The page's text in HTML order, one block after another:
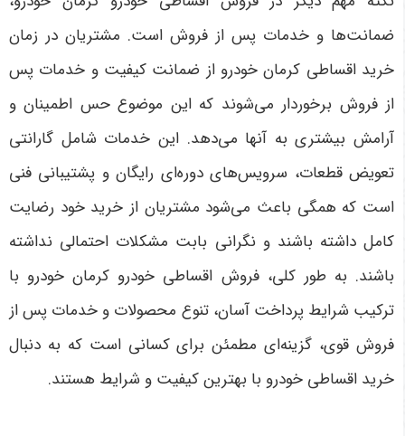
ضمانت‌ها و خدمات پس از فروش است. مشتریان در زمان
خرید اقساطی کرمان خودرو از ضمانت کیفیت و خدمات پس
از فروش برخوردار می‌شوند که این موضوع حس اطمینان و
آرامش بیشتری به آنها می‌دهد. این خدمات شامل گارانتی
تعویض قطعات، سرویس‌های دوره‌ای رایگان و پشتیبانی فنی
است که همگی باعث می‌شود مشتریان از خرید خود رضایت
کامل داشته باشند و نگرانی بابت مشکلات احتمالی نداشته
باشند. به طور کلی، فروش اقساطی خودرو کرمان خودرو با
ترکیب شرایط پرداخت آسان، تنوع محصولات و خدمات پس از
فروش قوی، گزینه‌ای مطمئن برای کسانی است که به دنبال
خرید اقساطی خودرو با بهترین کیفیت و شرایط هستند.